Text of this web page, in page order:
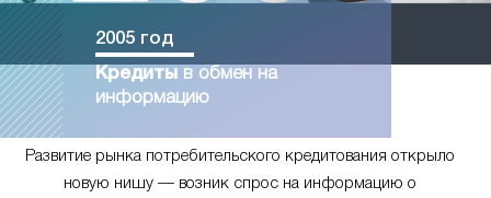
2005 год
Кредиты в обмен на
информацию
Развитие рынка потребительского кредитования открыло
новую нишу — возник спрос на информацию о